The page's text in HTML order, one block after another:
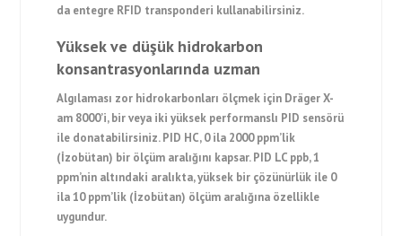
da entegre RFID transponderi kullanabilirsiniz.
Yüksek ve düşük hidrokarbon
konsantrasyonlarında uzman
Algılaması zor hidrokarbonları ölçmek için Dräger X-
am 8000’i, bir veya iki yüksek performanslı PID sensörü
ile donatabilirsiniz. PID HC, 0 ila 2000 ppm’lik
(İzobütan) bir ölçüm aralığını kapsar. PID LC ppb, 1
ppm’nin altındaki aralıkta, yüksek bir çözünürlük ile 0
ila 10 ppm’lik (İzobütan) ölçüm aralığına özellikle
uygundur.